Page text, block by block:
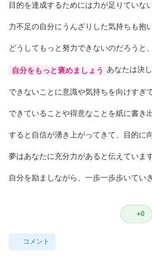
目的を達成するためには力が足りていな
力不足の自分にうんざりした気持ちも抱
どうしてもっと努力できないのだろうと
自分をもっと褒めましょう あなたは決
できないことに意識や気持ちを向けすぎ
できていることや得意なことを紙に書き
すると自信が湧き上がってきて、目的に
夢はあなたに充分力があると伝えています
自分を励ましながら、一歩一歩歩いてい
+0
コメント